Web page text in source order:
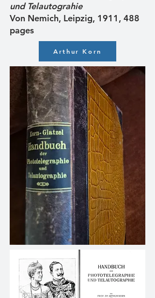
und Telautograhie
Von Nemich, Leipzig, 1911, 488
pages
Arthur Korn